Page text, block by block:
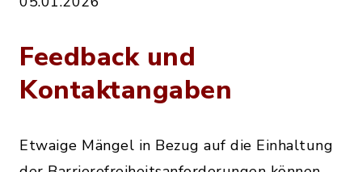
Feedback und
Kontaktangaben
Etwaige Mängel in Bezug auf die Einhaltung